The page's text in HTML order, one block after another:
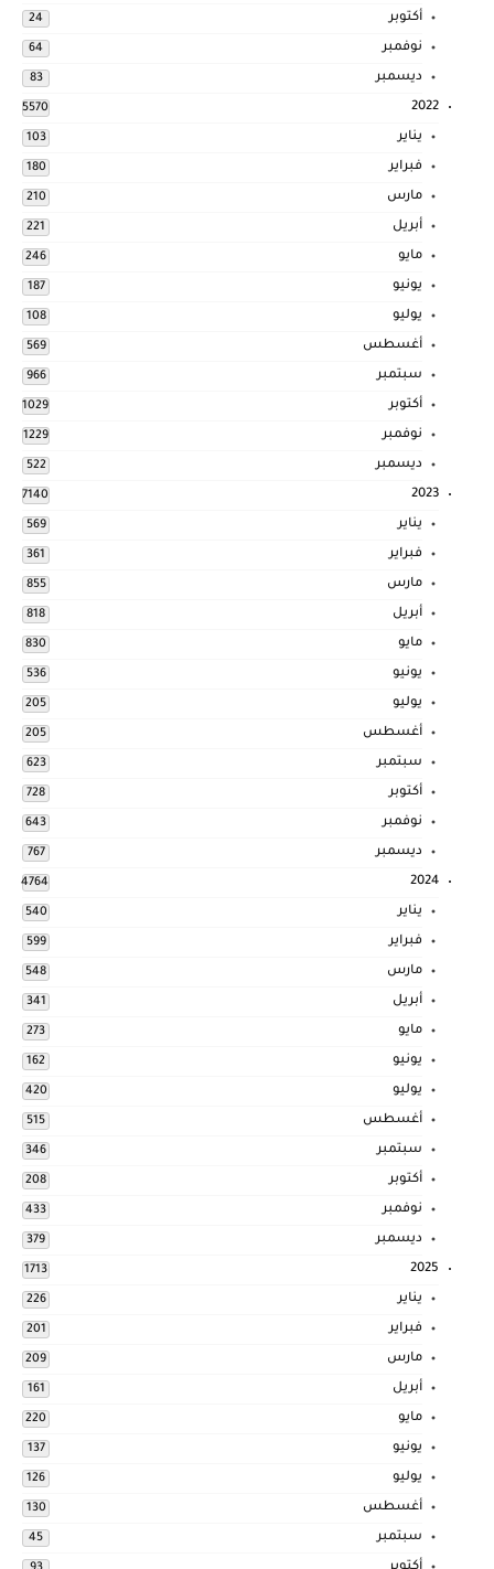
أكتوبر 24
نوفمبر 64
ديسمبر 83
2022
5570
يناير 103
فبراير 180
مارس 210
أبريل 221
مايو 246
يونيو 187
يوليو 108
أغسطس 569
سبتمبر 966
أكتوبر 1029
نوفمبر 1229
ديسمبر 522
2023
7140
يناير 569
فبراير 361
مارس 855
أبريل 818
مايو 830
يونيو 536
يوليو 205
أغسطس 205
سبتمبر 623
أكتوبر 728
نوفمبر 643
ديسمبر 767
2024
4764
يناير 540
فبراير 599
مارس 548
أبريل 341
مايو 273
يونيو 162
يوليو 420
أغسطس 515
سبتمبر 346
أكتوبر 208
نوفمبر 433
ديسمبر 379
2025
1713
يناير 226
فبراير 201
مارس 209
أبريل 161
مايو 220
يونيو 137
يوليو 126
أغسطس 130
سبتمبر 45